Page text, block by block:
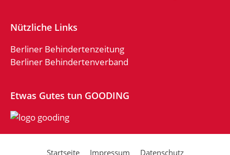
Nützliche Links
Berliner Behindertenzeitung
Berliner Behindertenverband
Etwas Gutes tun GOODING
Startseite Impressum Datenschutz